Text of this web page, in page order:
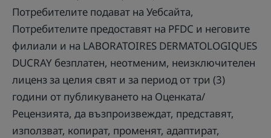
Потребителите подават на Уебсайта,
Потребителите предоставят на PFDC и неговите
филиали и на LABORATOIRES DERMATOLOGIQUES
DUCRAY безплатен, неотменим, неизключителен
лиценз за целия свят и за период от три (3)
години от публикуването на Оценката/
Рецензията, да възпроизвеждат, представят,
използват, копират, променят, адаптират,